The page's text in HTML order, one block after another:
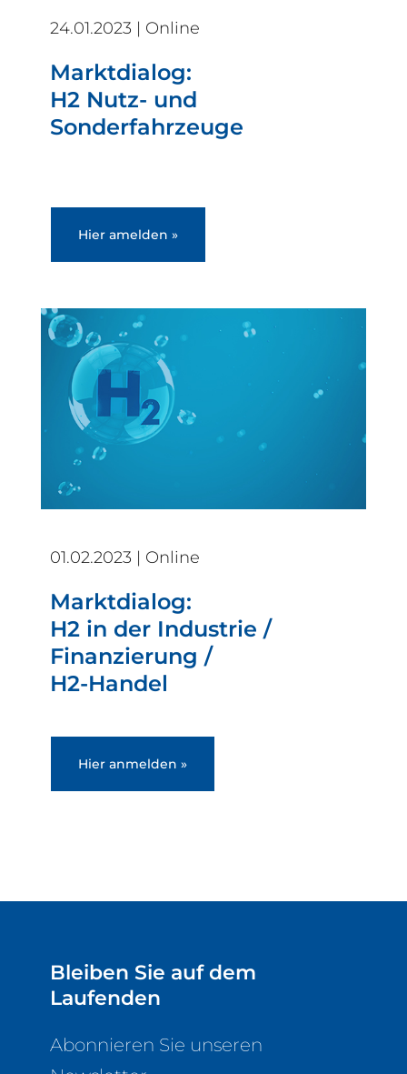
24.01.2023 | Online
Marktdialog:
H2 Nutz- und
Sonderfahrzeuge
Hier amelden »
01.02.2023 | Online
Marktdialog:
H2 in der Industrie /
Finanzierung /
H2-Handel
Hier anmelden »
Bleiben Sie auf dem
Laufenden
Abonnieren Sie unseren